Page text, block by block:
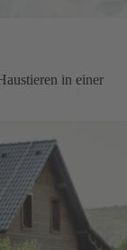
in einer